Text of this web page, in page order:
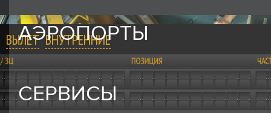
АЭРОПОРТЫ
СЕРВИСЫ
ВЫЛЕТ ВНУТРЕННИЕ